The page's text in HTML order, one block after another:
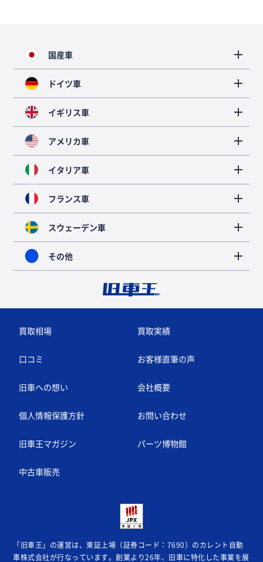
国産車
ドイツ車
イギリス車
アメリカ車
イタリア車
フランス車
スウェーデン車
その他
買取相場 買取実績
口コミ お客様直筆の声
旧車への想い 会社概要
個人情報保護方針 お問い合わせ
旧車王マガジン パーツ博物館
中古車販売
「旧車王」の運営は、東証上場（証券コード：7690）のカレント自動
車株式会社が行なっています。創業より26年、旧車に特化した事業を展